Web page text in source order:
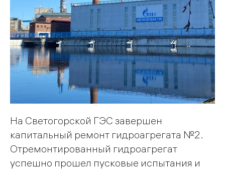
На Светогорской ГЭС завершен
капитальный ремонт гидроагрегата №2.
Отремонтированный гидроагрегат
успешно прошел пусковые испытания и